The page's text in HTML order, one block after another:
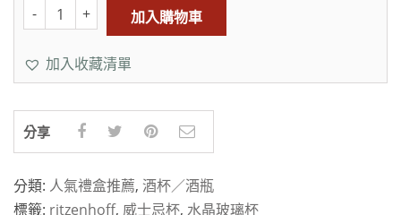
加入購物車
加入收藏清單
分享
分類: 人氣禮盒推薦, 酒杯／酒瓶
標籤: ritzenhoff, 威士忌杯, 水晶玻璃杯